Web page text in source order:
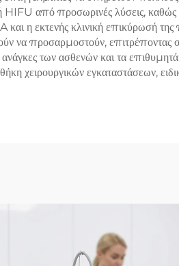
HIFU από προσωρινές λύσεις, καθώς
η εκτενής κλινική επικύρωσή της
να προσαρμοστούν, επιτρέποντας
ανάγκες των ασθενών και τα
χειρουργικών εγκαταστάσεων,